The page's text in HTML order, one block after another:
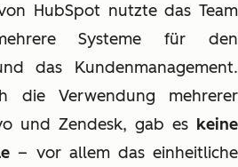
HubSpot nutzte das Team
Systeme für den
das Kundenmanagement.
die Verwendung mehrerer
und Zendesk, gab es keine
– vor allem das einheitliche